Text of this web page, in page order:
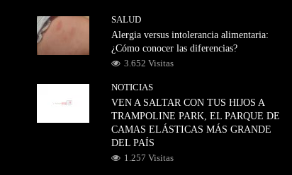
SALUD
Alergia versus intolerancia alimentaria:
¿Cómo conocer las diferencias?
3.652 Visitas
NOTICIAS
VEN A SALTAR CON TUS HIJOS A
TRAMPOLINE PARK, EL PARQUE DE
CAMAS ELÁSTICAS MÁS GRANDE
DEL PAÍS
1.257 Visitas